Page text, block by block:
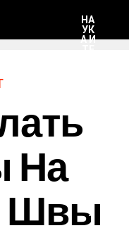
НА
УК
А И
Т
На
Швы